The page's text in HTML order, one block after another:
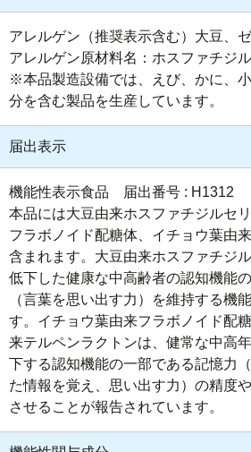
アレルゲン（推奨表示含む）大豆、
アレルゲン原材料名：ホスファチジ
※本品製造設備では、えび、かに、
分を含む製品を生産しています。
届出表示
機能性表示食品　届出番号 : H1312
本品には大豆由来ホスファチジルセ
フラボノイド配糖体、イチョウ葉由
含まれます。大豆由来ホスファチジ
低下した健康な中高齢者の認知機能
（言葉を思い出す力）を維持する機
す。イチョウ葉由来フラボノイド配
来テルペンラクトンは、健常な中高
下する認知機能の一部である記憶力
た情報を覚え、思い出す力）の精度
させることが報告されています。